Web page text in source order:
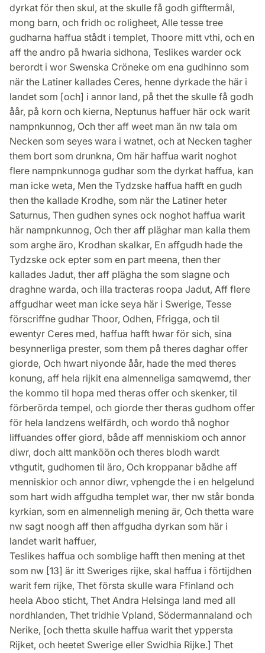
dyrkat för then skul, at the skulle få godh gifftermål,
mong barn, och fridh oc roligheet, Alle tesse tree
gudharna haffua stådt i templet, Thoore mitt vthi, och en
aff the andro på hwaria sidhona, Teslikes warder ock
berordt i wor Swenska Cröneke om ena gudhinno som
när the Latiner kallades Ceres, henne dyrkade the här i
landet som [och] i annor land, på thet the skulle få godh
åår, på korn och kierna, Neptunus haffuer här ock warit
nampnkunnog, Och ther aff weet man än nw tala om
Necken som seyes wara i watnet, och at Necken tagher
them bort som drunkna, Om här haffua warit noghot
flere nampnkunnoga gudhar som the dyrkat haffua, kan
man icke weta, Men the Tydzske haffua hafft en gudh
then the kallade Krodhe, som när the Latiner heter
Saturnus, Then gudhen synes ock noghot haffua warit
här nampnkunnog, Och ther aff pläghar man kalla them
som arghe äro, Krodhan skalkar, En affgudh hade the
Tydzske ock epter som en part meena, then ther
kallades Jadut, ther aff plägha the som slagne och
draghne warda, och illa tracteras roopa Jadut, Aff flere
affgudhar weet man icke seya här i Swerige, Tesse
förscriffne gudhar Thoor, Odhen, Ffrigga, och til
ewentyr Ceres med, haffua hafft hwar för sich, sina
besynnerliga prester, som them på theres daghar offer
giorde, Och hwart niyonde åår, hade the med theres
konung, aff hela rijkit ena almenneliga samqwemd, ther
the kommo til hopa med theras offer och skenker, til
förberörda tempel, och giorde ther theras gudhom offer
för hela landzens welfärdh, och wordo thå noghor
liffuandes offer giord, både aff menniskiom och annor
diwr, doch altt manköön och theres blodh wardt
vthgutit, gudhomen til äro, Och kroppanar bådhe aff
menniskior och annor diwr, vphengde the i en helgelund
som hart widh affgudha templet war, ther nw står bonda
kyrkian, som en almenneligh mening är, Och thetta ware
nw sagt noogh aff then affgudha dyrkan som här i
landet warit haffuer,
Teslikes haffua och somblige hafft then mening at thet
som nw [13] är itt Sweriges rijke, skal haffua i förtijdhen
warit fem rijke, Thet första skulle wara Ffinland och
heela Aboo sticht, Thet Andra Helsinga land med all
nordhlanden, Thet tridhie Vpland, Södermannaland och
Nerike, [och thetta skulle haffua warit thet yppersta
Rijket, och heetet Swerige eller Swidhia Rijke.] Thet